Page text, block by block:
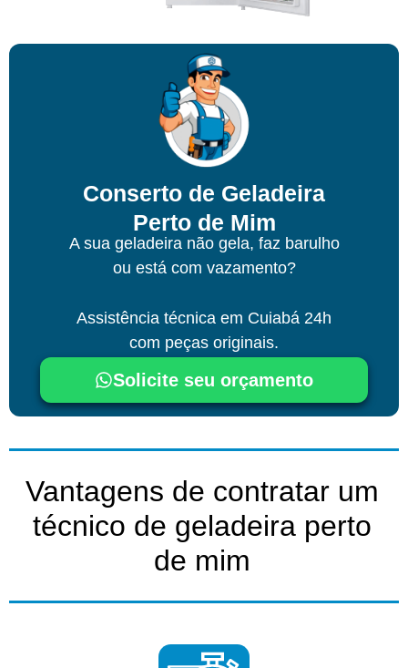
Conserto de Geladeira
Perto de Mim
A sua geladeira não gela, faz barulho
ou está com vazamento?
Assistência técnica em Cuiabá 24h
com peças originais.
Solicite seu orçamento
Vantagens de contratar um
técnico de geladeira perto
de mim